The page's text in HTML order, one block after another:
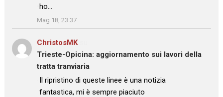
ho…
”
Mag 18, 23:37
ChristosMKsu
Trieste-Opicina: aggiornamento sui lavori della
tratta tranviaria
: “
Il ripristino di queste linee è una notizia
fantastica, mi è sempre piaciuto